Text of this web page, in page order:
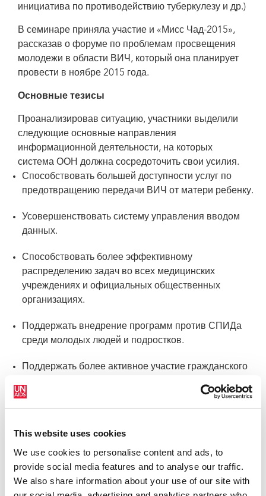
This website uses cookies
We use cookies to personalise content and ads, to
provide social media features and to analyse our traffic.
We also share information about your use of our site with
инициатива по противодействию туберкулезу и др.)
В семинаре приняла участие и «Мисс Чад-2015»,
рассказав о форуме по проблемам просвещения
молодежи в области ВИЧ, который она планирует
провести в ноябре 2015 года.
Основные тезисы
Проанализировав ситуацию, участники выделили
следующие основные направления
информационной деятельности, на которых
система ООН должна сосредоточить свои усилия.
Способствовать большей доступности услуг по
предотвращению передачи ВИЧ от матери ребенку.
Усовершенствовать систему управления вводом
данных.
Способствовать более эффективному
распределению задач во всех медицинских
учреждениях и официальных общественных
организациях.
Поддержать внедрение программ против СПИДа
среди молодых людей и подростков.
Поддержать более активное участие гражданского
СПИД.
людей, живущих с ВИЧ.
Содействовать мобилизации финансовых ресурсов
для поддержки государственных мер в ответ на
СПИД.